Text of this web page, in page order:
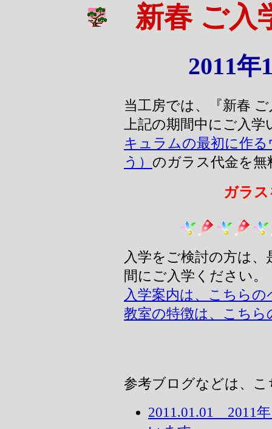
新春 ご入
2011年
当工房では、『新春
上記の期間中にご入
キュラムの最初に作
う） のガラス代金を
ガラ
入学をご検討の方は
間にご入学ください。
入学案内は、こちら
教室の特徴は、こち
参考ブログなどは、こ
2011.01.01 2011